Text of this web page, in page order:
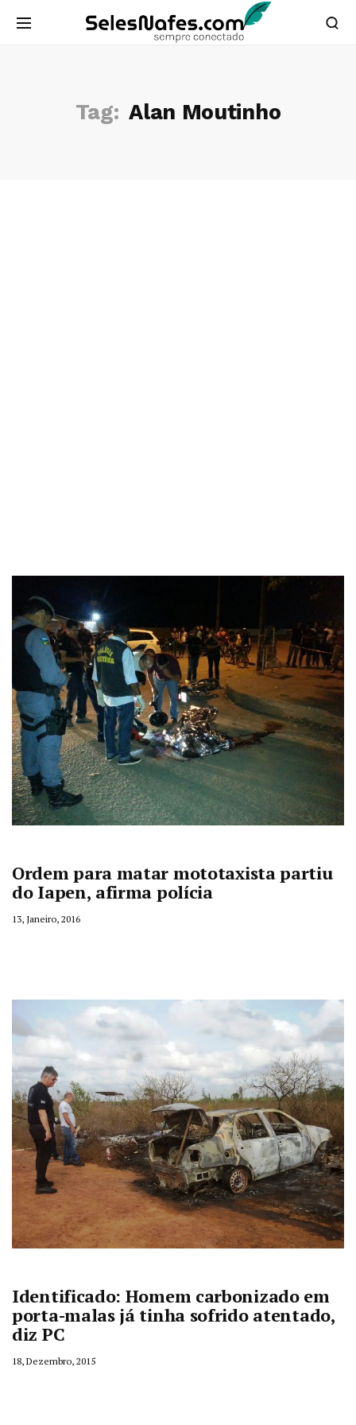
Tag: Alan Moutinho
Ordem para matar mototaxista partiu
do Iapen, afirma polícia
13, Janeiro, 2016
Identificado: Homem carbonizado em
porta-malas já tinha sofrido atentado,
diz PC
18, Dezembro, 2015